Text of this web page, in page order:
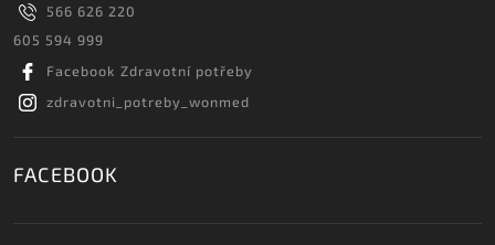
566 626 220
605 594 999
Facebook Zdravotní potřeby
zdravotni_potreby_wonmed
FACEBOOK